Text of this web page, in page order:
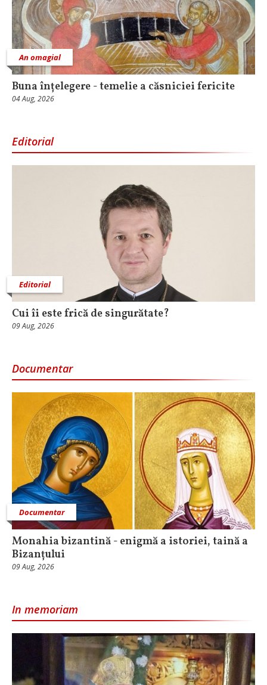
An omagial
Buna înțelegere - temelie a căsniciei fericite
04 Aug, 2026
Editorial
Editorial
Cui îi este frică de singurătate?
09 Aug, 2026
Documentar
Documentar
Monahia bizantină - enigmă a istoriei, taină a
Bizanțului
09 Aug, 2026
In memoriam